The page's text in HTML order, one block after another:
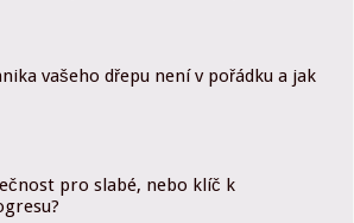
vašeho dřepu není v pořádku a jak
pro slabé, nebo klíč k